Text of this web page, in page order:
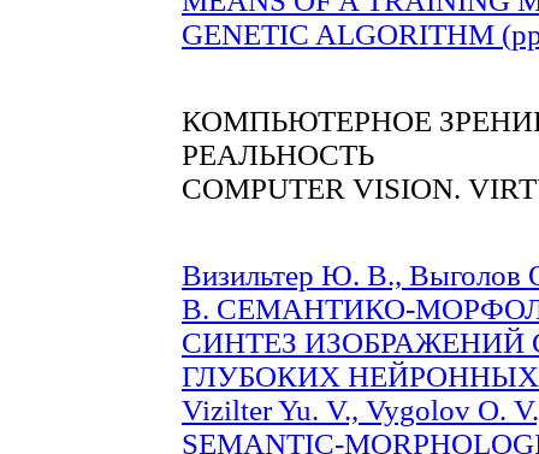
GENETIC ALGORITHM
КОМПЬЮТЕРНОЕ
РЕАЛЬНОСТЬ
COMPUTER VISION.
Визильтер Ю. В.,
В. СЕМАНТИКО-
СИНТЕЗ
ГЛУБОКИХ НЕЙРОННЫХ
Vizilter Yu. V., Vygolov O.
SEMANTIC-